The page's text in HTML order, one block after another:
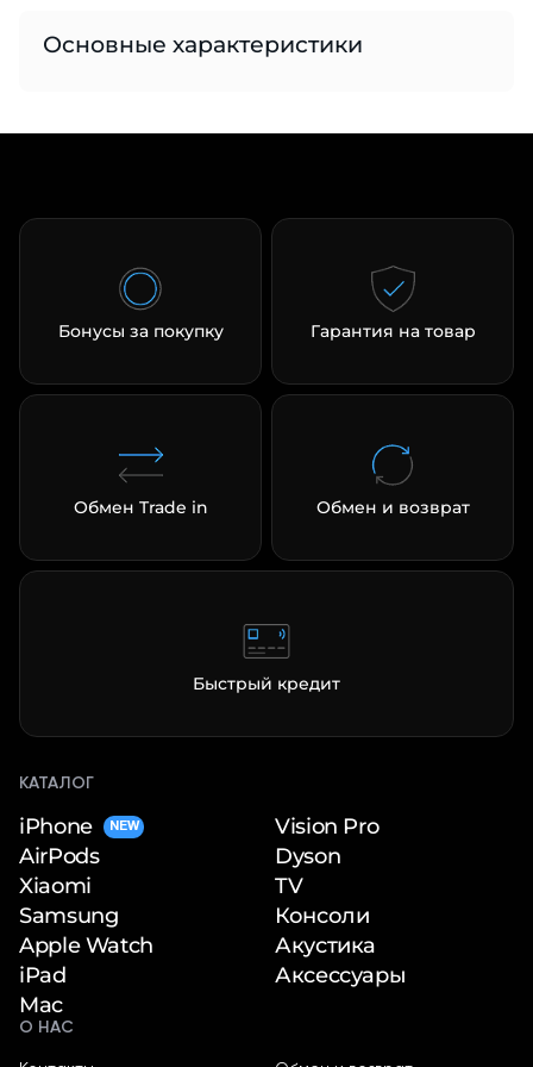
Основные характеристики
Бонусы за покупку Гарантия на товар
Обмен Trade in Обмен и возврат
Быстрый кредит
КАТАЛОГ
iPhone NEW
AirPods
Xiaomi
Samsung
Apple Watch
iPad
Mac
Vision Pro
Dyson
TV
Консоли
Акустика
Аксессуары
О НАС